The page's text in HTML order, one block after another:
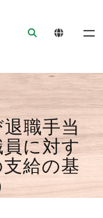
職手当
に対す
給の基